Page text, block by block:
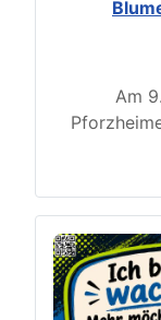
Am